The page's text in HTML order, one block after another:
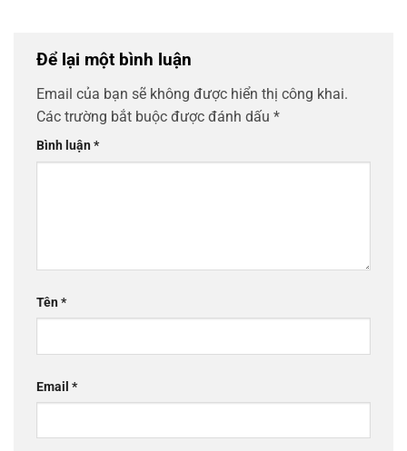
Để lại một bình luận
Email của bạn sẽ không được hiển thị công khai.
Các trường bắt buộc được đánh dấu *
Bình luận*
Tên*
Email *